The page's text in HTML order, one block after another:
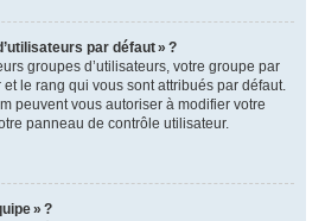
par défaut » ?
groupes d’utilisateurs, votre groupe par
le rang qui vous sont attribués par défaut.
peuvent vous autoriser à modifier votre
panneau de contrôle utilisateur.
» ?